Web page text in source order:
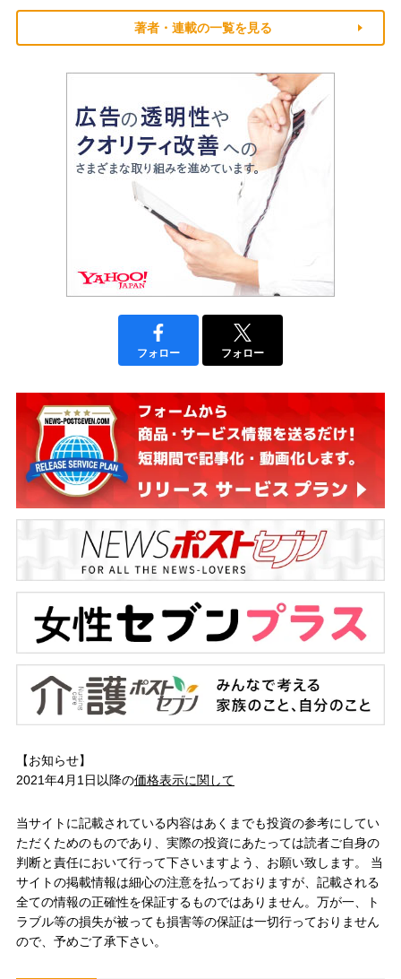
著者・連載の一覧を見る
フォロー フォロー
【お知らせ】
2021年4月1日以降の価格表示に関して
当サイトに記載されている内容はあくまでも投資の参考にしてい
ただくためのものであり、実際の投資にあたっては読者ご自身の
判断と責任において行って下さいますよう、お願い致します。 当
サイトの掲載情報は細心の注意を払っておりますが、記載される
全ての情報の正確性を保証するものではありません。万が一、ト
ラブル等の損失が被っても損害等の保証は一切行っておりません
ので、予めご了承下さい。